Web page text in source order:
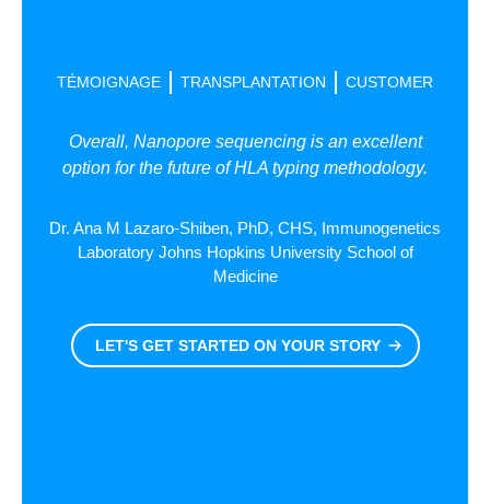
TÉMOIGNAGE TRANSPLANTATION CUSTOMER
Overall, Nanopore sequencing is an excellent
option for the future of HLA typing methodology.
Dr. Ana M Lazaro-Shiben, PhD, CHS, Immunogenetics
Laboratory Johns Hopkins University School of
Medicine
LET'S GET STARTED ON YOUR STORY